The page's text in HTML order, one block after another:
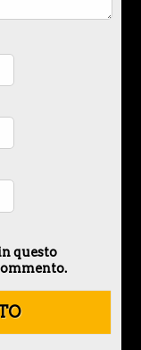
questo